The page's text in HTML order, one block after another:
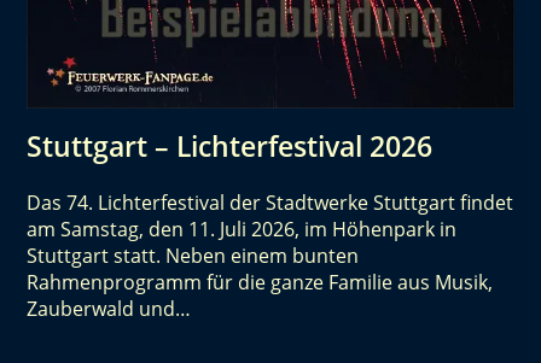
Stuttgart – Lichterfestival 2026
Das 74. Lichterfestival der Stadtwerke Stuttgart findet
am Samstag, den 11. Juli 2026, im Höhenpark in
Stuttgart statt. Neben einem bunten
Rahmenprogramm für die ganze Familie aus Musik,
Zauberwald und…